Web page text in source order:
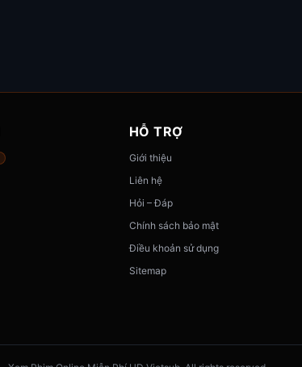
HỖ TRỢ
Giới thiệu
Liên hệ
Hỏi – Đáp
Chính sách bảo mật
Điều khoản sử dụng
Sitemap